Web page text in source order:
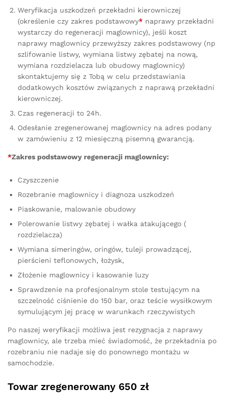
Weryfikacja uszkodzeń przekładni kierowniczej
(określenie czy zakres podstawowy* naprawy przekładni
wystarczy do regeneracji maglownicy), jeśli koszt
naprawy maglownicy przewyższy zakres podstawowy (np
szlifowanie listwy, wymiana listwy zębatej na nową,
wymiana rozdzielacza lub obudowy maglownicy)
skontaktujemy się z Tobą w celu przedstawiania
dodatkowych kosztów związanych z naprawą przekładni
kierowniczej.
Czas regeneracji to 24h.
Odesłanie zregenerowanej maglownicy na adres podany
w zamówieniu z 12 miesięczną pisemną gwarancją.
*Zakres podstawowy regeneracji maglownicy:
Czyszczenie
Rozebranie maglownicy i diagnoza uszkodzeń
Piaskowanie, malowanie obudowy
Polerowanie listwy zębatej i wałka atakującego (
rozdzielacza)
Wymiana simeringów, oringów, tuleji prowadzącej,
pierścieni teflonowych, łożysk,
Złożenie maglownicy i kasowanie luzy
Sprawdzenie na profesjonalnym stole testującym na
szczelność ciśnienie do 150 bar, oraz teście wysiłkowym
symulującym jej pracę w warunkach rzeczywistych
Po naszej weryfikacji możliwa jest rezygnacja z naprawy
maglownicy, ale trzeba mieć świadomość, że przekładnia po
rozebraniu nie nadaje się do ponownego montażu w
samochodzie.
Towar zregenerowany 650 zł